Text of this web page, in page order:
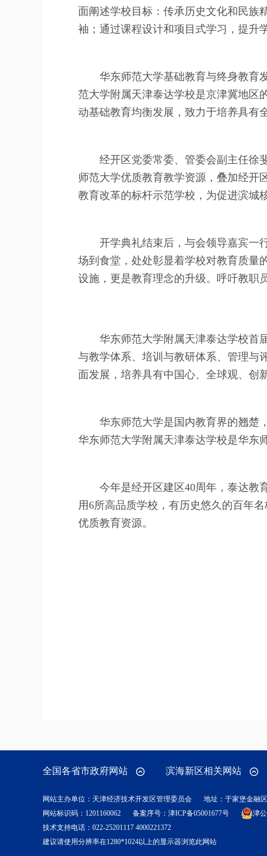
面阐述学校目标：传承历史文化和民族
袖；通过课程设计和项目式学习，提升
华东师范大学基础教育与终身教育
范大学附属天津泰达学校是京津冀地区
动基础教育均衡发展，致力于培养具有
经开区党委常委、管委会副主任徐
师范大学优质教育教学资源，叠加经开
教育改革的标杆示范学校，为促进滨城
开学典礼结束后，与会领导嘉宾一
场到食堂，处处彰显着学校对教育质量
设施，更是教育理念的升级。呼吁教职
华东师范大学附属天津泰达学校首
与教学体系、培训与教研体系、管理与
面发展，培养具有中国心、全球观、创
华东师范大学是国内教育界的翘楚
华东师范大学附属天津泰达学校是华东
今年是经开区建区40周年，泰达教
用6所高品质学校，有历史悠久的百年
优质教育资源。
全国各省市政府网站 滨海新区相关网站
网站主办单位：天津经济技术开发区管理委员会 地址：于家堡金融
网站标识码：1201160062
备案序号： 津ICP备05001677号
津
技术支持电话：022-25201117 4000221372
建议请使用分辨率在1280*1024以上的显示器浏览此网站